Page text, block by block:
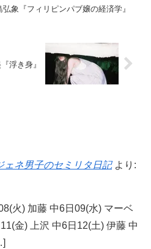
弘象『フィリピンパブ嬢の経済学』
浮き身』
ェネ男子のセミリタ日記 より:
火) 加藤 中6日09(水) マーベ
金) 上沢 中6日12(土) 伊藤 中